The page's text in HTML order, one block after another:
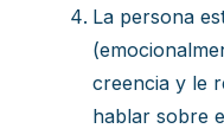
La persona
creencia y le
hablar sobre